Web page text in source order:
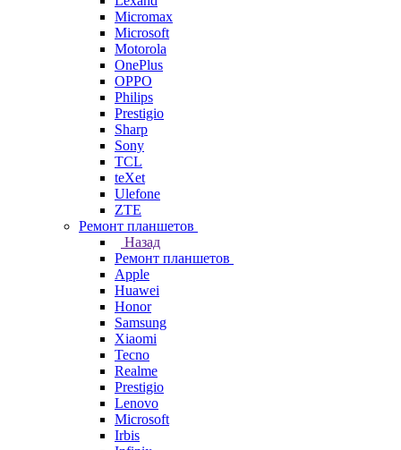
Micromax
Microsoft
Motorola
OnePlus
OPPO
Philips
Prestigio
Sharp
Sony
TCL
teXet
Ulefone
ZTE
Ремонт планшетов
Назад
Ремонт планшетов
Apple
Huawei
Honor
Samsung
Xiaomi
Tecno
Realme
Prestigio
Lenovo
Microsoft
Irbis